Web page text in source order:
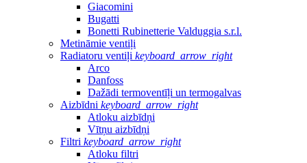
Giacomini
Bugatti
Bonetti Rubinetterie Valduggia s.r.l.
Metināmie ventiļi
Radiatoru ventiļi keyboard_arrow_right
Arco
Danfoss
Dažādi termoventīļi un termogalvas
Aizbīdni keyboard_arrow_right
Atloku aizbīdņi
Vītņu aizbīdņi
Filtri keyboard_arrow_right
Atloku filtri